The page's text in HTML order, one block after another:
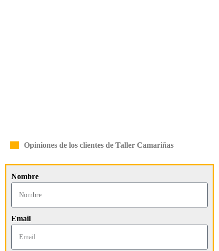
Opiniones de los clientes de Taller Camariñas
Nombre
Email